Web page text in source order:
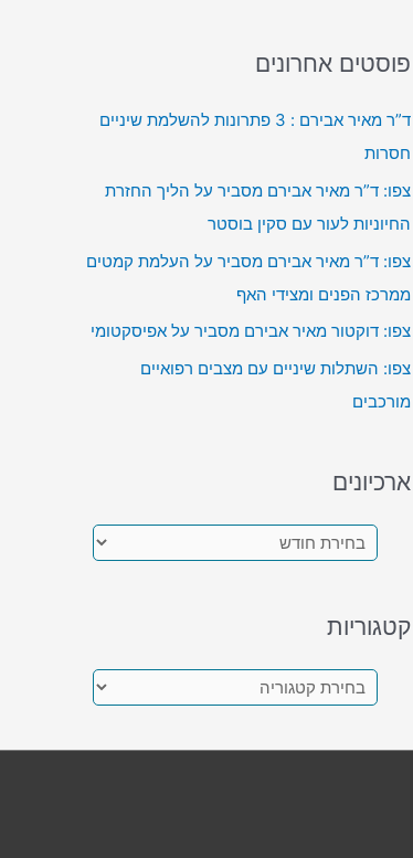
פוסטים אחרונים
ד”ר מאיר אבירם : 3 פתרונות להשלמת שיניים
חסרות
צפו: ד”ר מאיר אבירם מסביר על הליך החזרת
החיוניות לעור עם סקין בוסטר
צפו: ד”ר מאיר אבירם מסביר על העלמת קמטים
ממרכז הפנים ומצידי האף
צפו: דוקטור מאיר אבירם מסביר על אפיסקטומי
צפו: השתלות שיניים עם מצבים רפואיים
מורכבים
ארכיונים
יקטגוריות
ג